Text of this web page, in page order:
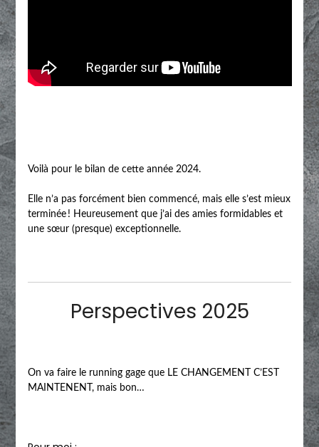
Voilà pour le bilan de cette année 2024.
Elle n’a pas forcément bien commencé, mais elle s’est mieux
terminée ! Heureusement que j’ai des amies formidables et
une sœur (presque) exceptionnelle.
Perspectives 2025
On va faire le running gage que LE CHANGEMENT C’EST
MAINTENENT, mais bon…